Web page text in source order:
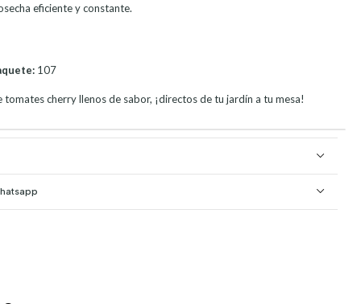
eficiente y constante.
107
cherry llenos de sabor, ¡directos de tu jardín a tu mesa!